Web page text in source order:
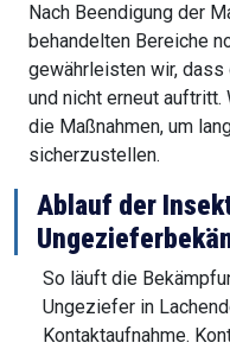
Nach Beendigung der
behandelten Bereiche
gewährleisten wir,
und nicht erneut
die Maßnahmen, um
sicherzustellen.
Ablauf der
So läuft die
Ungeziefer in
Kontaktaufnahme.